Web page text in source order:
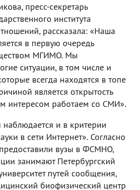
пресс-секретарь
института
рассказала: «Наша
в первую очередь
МГИМО. Мы
ситуации, в том числе и
всегда находятся в топе
является открытость
интересом работаем со СМИ».
и в критерии
в сети Интернет». Согласно
вузы в ФСМНО,
занимают Петербургский
путей сообщения,
биофизический центр